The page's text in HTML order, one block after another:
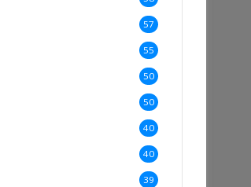
57
55
50
50
40
40
39